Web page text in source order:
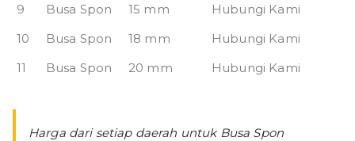
9
Busa Spon 15 mm
Hubungi Kami
10
Busa Spon 18 mm
Hubungi Kami
11
Busa Spon 20 mm Hubungi Kami
Harga dari setiap daerah untuk Busa Spon